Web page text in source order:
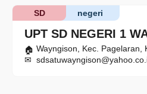
UPT SD NEGERI 1
negeri
SD
Wayngison, Kec. Pagelaran,